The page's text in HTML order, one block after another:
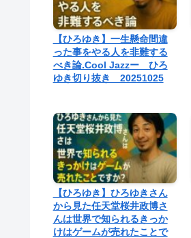
【ひろゆき】一生懸命間違
った事をやる人を非難する
べき論.Cool Jazzー ひろ
ゆき切り抜き 20251025
【ひろゆき】ひろゆきさん
から見た任天堂桜井政博さ
んは世界で知られるきっか
けはゲームが売れたことで